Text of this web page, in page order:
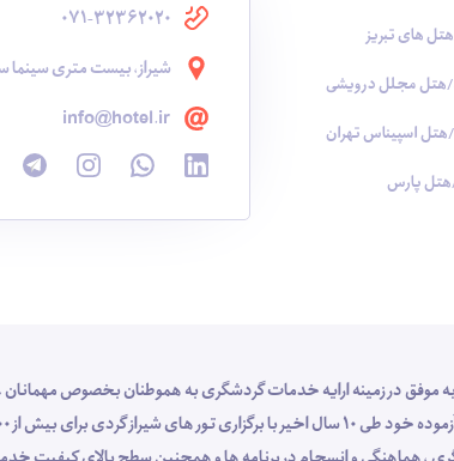
های تبریز
هتل مجلل درویشی
هتل اسپیناس تهران
هتل پارس
071-32362020
شیراز، بیست متری سینما
info@hotel.ir
و مسافرت هوایی شناسا گشت شیراز با 15 سال تجربه موفق در زمینه ارایه خدمات گردشگری به هموطنان